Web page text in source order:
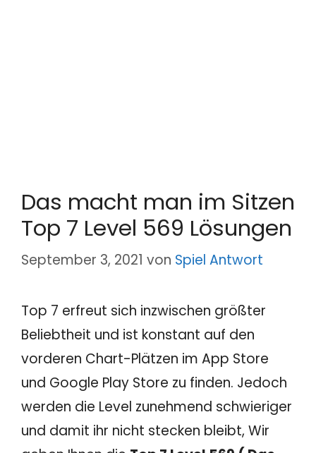
Das macht man im Sitzen
Top 7 Level 569 Lösungen
September 3, 2021 von Spiel Antwort
Top 7 erfreut sich inzwischen größter
Beliebtheit und ist konstant auf den
vorderen Chart-Plätzen im App Store
und Google Play Store zu finden. Jedoch
werden die Level zunehmend schwieriger
und damit ihr nicht stecken bleibt, Wir